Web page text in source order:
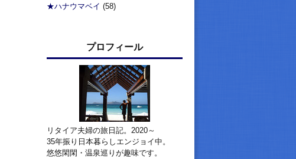
★ハナウマベイ (58)
プロフィール
リタイア夫婦の旅日記。2020～
35年振り日本暮らしエンジョイ中。
悠悠閑閑・温泉巡りが趣味です。